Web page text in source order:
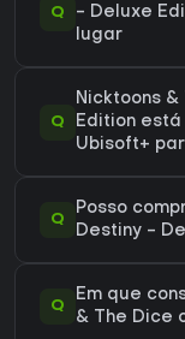
Q
- Deluxe
lugar
Q
Nicktoons
Edition está
Ubisoft+
Q
Posso
Destiny -
Q
Em que
& The Dice